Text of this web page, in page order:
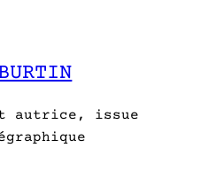
autrice, issue